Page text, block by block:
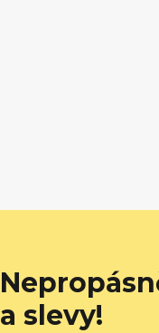
a slevy!